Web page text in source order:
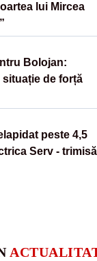
lui Mircea
Bolojan:
situație de forță
peste 4,5
Serv - trimisă